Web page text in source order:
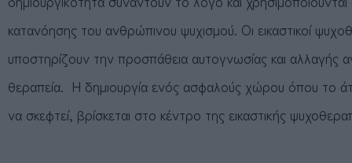
κατανόησης του ανθρώπινου ψυχισμού. Οι εικαστικοί
υποστηρίζουν την προσπάθεια αυτογνωσίας και
θεραπεία. Η δημιουργία ενός ασφαλούς χώρου όπου το
να σκεφτεί, βρίσκεται στο κέντρο της εικαστικής